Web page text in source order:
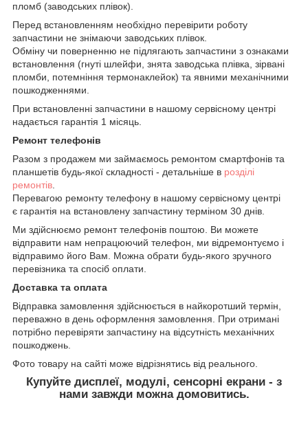
пломб (заводських плівок).
Перед встановленням необхідно перевірити роботу
запчастини не знімаючи заводських плівок.
Обміну чи поверненню не підлягають запчастини з ознаками
встановлення (гнуті шлейфи, знята заводська плівка, зірвані
пломби, потемніння термонаклейок) та явними механічними
пошкодженнями.
При встановленні запчастини в нашому сервісному центрі
надається гарантія 1 місяць.
Ремонт телефонів
Разом з продажем ми займаємось ремонтом смартфонів та
планшетів будь-якої складності - детальніше в розділі
ремонтів
Перевагою ремонту телефону в нашому сервісному центрі
є гарантія на встановлену запчастину терміном 30 днів.
Ми здійснюємо ремонт телефонів поштою. Ви можете
відправити нам непрацюючий телефон, ми відремонтуємо і
відправимо його Вам. Можна обрати будь-якого зручного
перевізника та спосіб оплати.
Доставка та оплата
Відправка замовлення здійснюється в найкоротший термін,
переважно в день оформлення замовлення. При отримані
потрібно перевіряти запчастину на відсутність механічних
пошкоджень.
Фото товару на сайті може відрізнятись від реального.
Купуйте дисплеї, модулі, сенсорні екрани - з
нами завжди можна домовитись.